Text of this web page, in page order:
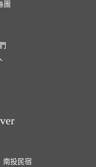
團
南投民宿